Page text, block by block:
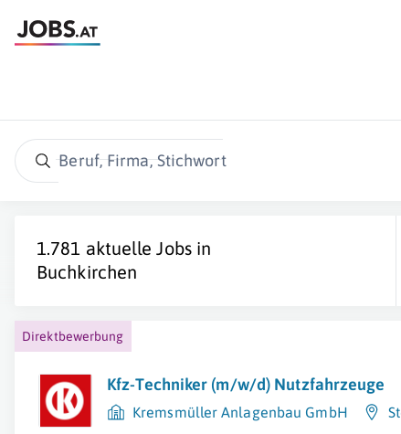
Beruf, Firma, Stichwort
1.781 aktuelle Jobs in
Buchkirchen
Direktbewerbung
Kfz-Techniker (m/w/d) Nutzfahrzeuge
Kremsmüller Anlagenbau GmbH